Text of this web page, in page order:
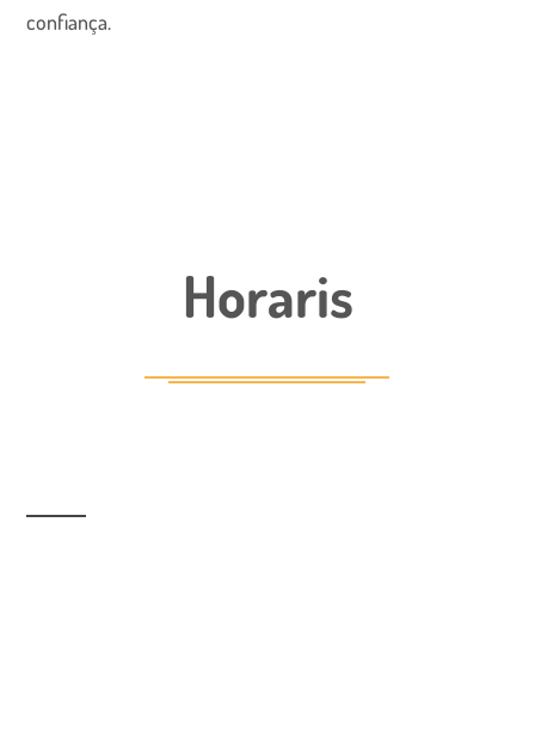
confiança.
Horaris